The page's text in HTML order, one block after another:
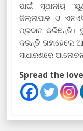
ପାଇଁ ସ୍ଥାନୀୟ
ଜିଲ୍ଲାପାଳ ଓ ଏନଏସି
ପ୍ରଦାନ କରିଛନ୍ତି।
କରନ୍ତି ତାହାହେଲେ
ସାଧାରଣରେ
Spread the love